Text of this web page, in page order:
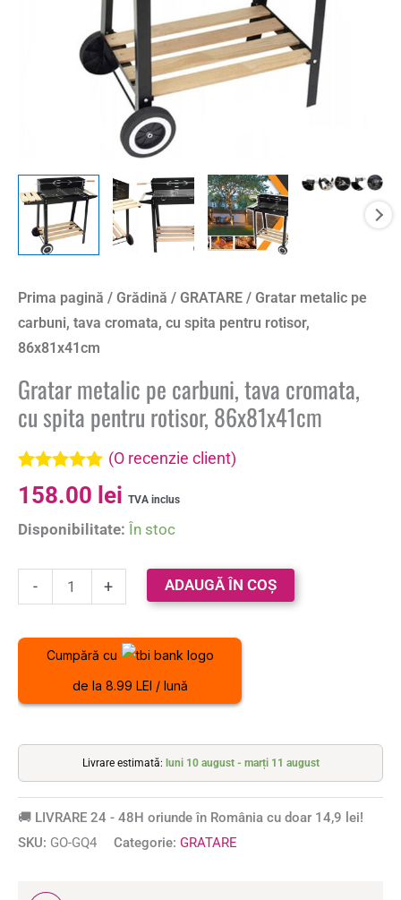
Prima pagină / Grădină / GRATARE / Gratar metalic pe
carbuni, tava cromata, cu spita pentru rotisor,
86x81x41cm
Gratar metalic pe carbuni, tava cromata,
cu spita pentru rotisor, 86x81x41cm
Evaluat la
5.00din 5 pe
singure
(O recenzie client)
158.00 lei TVA inclus
Disponibilitate: În stoc
-
86x81x41cm
+ ADAUGĂ ÎN COȘ
Cumpără cu
de la 8.99 LEI / lună
Livrare estimată: luni 10 august - marți 11 august
🚚 LIVRARE 24 - 48H oriunde în România cu doar 14,9 lei!
SKU: GO-GQ4 Categorie: GRATARE